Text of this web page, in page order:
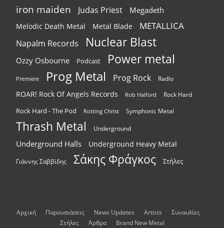
iron maiden Judas Priest Megadeth
Melodic Death Metal Metal Blade METALLICA
Napalm Records Nuclear Blast
Ozzy Osbourne Podcast Power metal
Premiere Prog Metal Prog Rock Radio
ROAR! Rock Of Angels Records Rob Halford Rock Hard
Rock Hard - The Pod Rotting Christ Symphonic Metal
Thrash Metal Underground
Underground Halls Underground Heavy Metal
Γιάννης Σαββίδης Σάκης Φράγκος Στήλες
Αρχική Παρουσιάσεις News Updates Artists
Συναυλίες
Στήλες
Άρθρα Brand New Metal